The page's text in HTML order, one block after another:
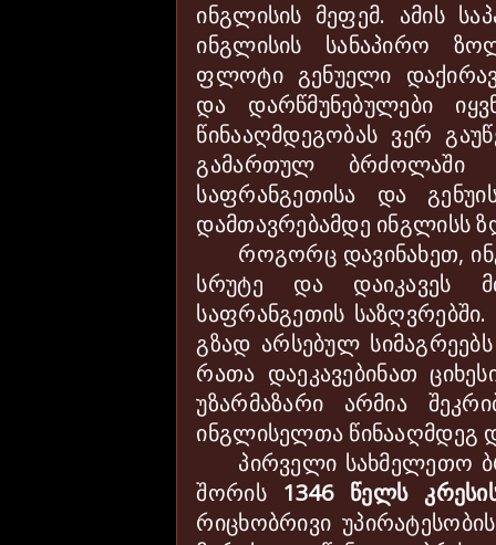
ინგლისის მეფემ. ამის
ინგლისის სანაპირო
ფლოტი გენუელი
და დარწმუნებულები
წინააღმდეგობას ვერ
გამართულ ბრძოლაში
საფრანგეთისა და
დამთავრებამდე ინგლისს
როგორც დავინახეთ,
სრუტე და დაიკავეს
საფრანგეთის
გზად არსებულ
რათა დაეკავებინათ
უზარმაზარი არმია
ინგლისელთა წინააღმდეგ
პირველი სახმელეთო
შორის 1346 წელს
რიცხობრივი